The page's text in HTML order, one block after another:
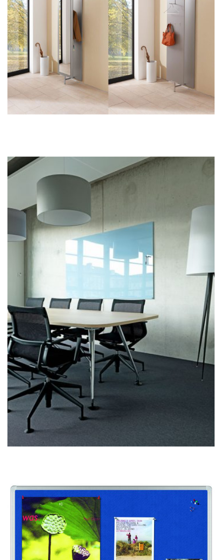
Glas-Chatboards
Pinnwände / Pinboards